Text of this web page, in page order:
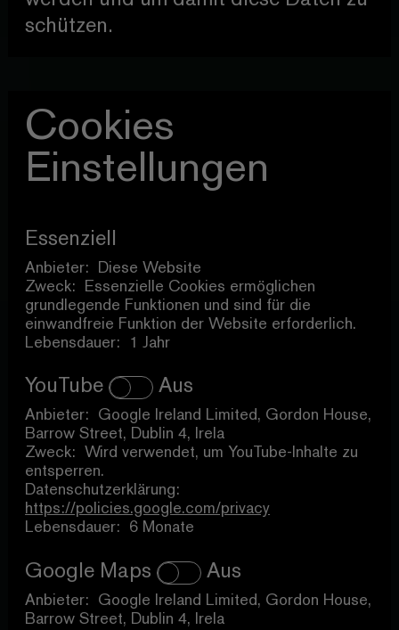
schützen.
Cookies
Einstellungen
Essenziell
Anbieter:
Diese Website
Zweck:
Essenzielle Cookies ermöglichen
grundlegende Funktionen und sind für die
einwandfreie Funktion der Website erforderlich.
Lebensdauer:
1 Jahr
YouTube
Anbieter:
Google Ireland Limited, Gordon House,
Barrow Street, Dublin 4, Irela
Zweck:
Wird verwendet, um YouTube-Inhalte zu
entsperren.
Datenschutzerklärung:
https://policies.google.com/privacy
Lebensdauer:
6 Monate
Google Maps
Anbieter:
Google Ireland Limited, Gordon House,
Barrow Street, Dublin 4, Irela